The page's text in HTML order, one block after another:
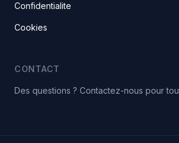
Confidentialite
Cookies
CONTACT
Des questions ? Contactez-nous pour